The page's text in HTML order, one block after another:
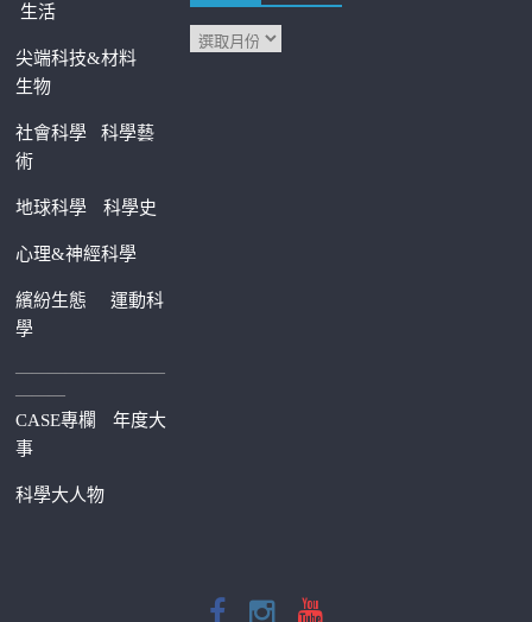
生活
尖端科技&材料
生物
社會科學科學藝
術
地球科學 科學史
心理&神經科學
繽紛生態運動科
學
—————————
———
CASE專欄
年度大
事
科學大人物